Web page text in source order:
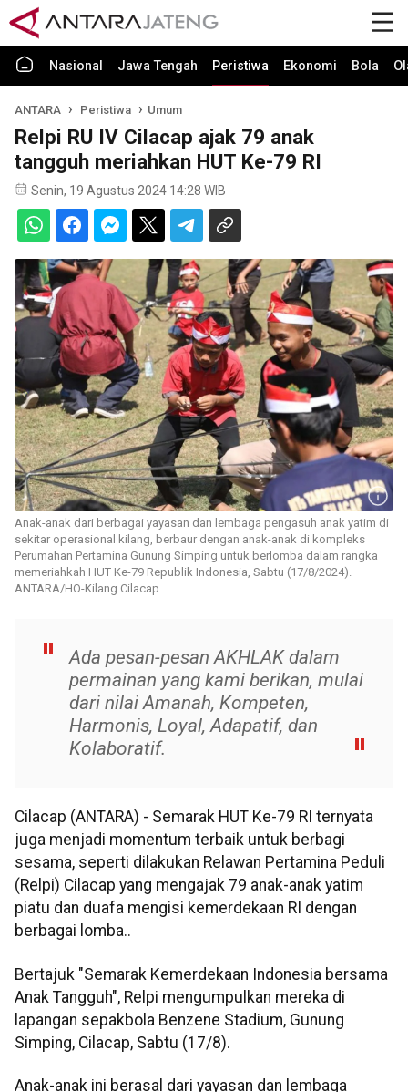
Nasional Jawa Tengah Peristiwa Ekonomi Bola
ANTARA Peristiwa Umum
Relpi RU IV Cilacap ajak 79 anak
tangguh meriahkan HUT Ke-79 RI
Senin, 19 Agustus 2024 14:28 WIB
Anak-anak dari berbagai yayasan dan lembaga pengasuh anak yatim di
sekitar operasional kilang, berbaur dengan anak-anak di kompleks
Perumahan Pertamina Gunung Simping untuk berlomba dalam rangka
memeriahkah HUT Ke-79 Republik Indonesia, Sabtu (17/8/2024).
ANTARA/HO-Kilang Cilacap
Ada pesan-pesan AKHLAK dalam
permainan yang kami berikan, mulai
dari nilai Amanah, Kompeten,
Harmonis, Loyal, Adapatif, dan
Kolaboratif.
Cilacap (ANTARA) - Semarak HUT Ke-79 RI ternyata
juga menjadi momentum terbaik untuk berbagi
sesama, seperti dilakukan Relawan Pertamina Peduli
(Relpi) Cilacap yang mengajak 79 anak-anak yatim
piatu dan duafa mengisi kemerdekaan RI dengan
berbagai lomba..
Bertajuk "Semarak Kemerdekaan Indonesia bersama
Anak Tangguh", Relpi mengumpulkan mereka di
lapangan sepakbola Benzene Stadium, Gunung
Simping, Cilacap, Sabtu (17/8).
Anak-anak ini berasal dari yayasan dan lembaga